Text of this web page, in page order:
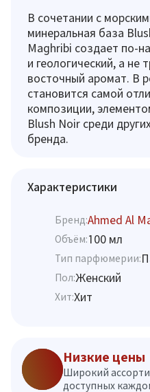
В сочетании с
минеральная база
Maghribi создает по-
и геологический, а не
восточный аромат. В
становится самой
композиции,
Blush Noir среди
бренда.
Характеристики
Бренд:Ahmed Al
Объём:100 мл
Тип парфюмерии:
Пол:Женский
Хит:Хит
Низкие цены
Широкий
доступных